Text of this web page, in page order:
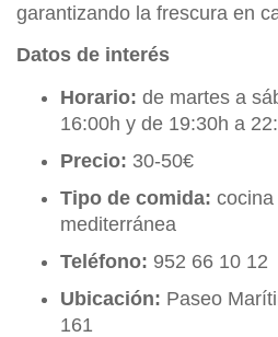
garantizando la frescura en
Datos de interés
Horario: de martes a
16:00h y de 19:30h a
Precio: 30-50€
Tipo de comida: cocina
mediterránea
Teléfono: 952 66 10 12
Ubicación: Paseo
161